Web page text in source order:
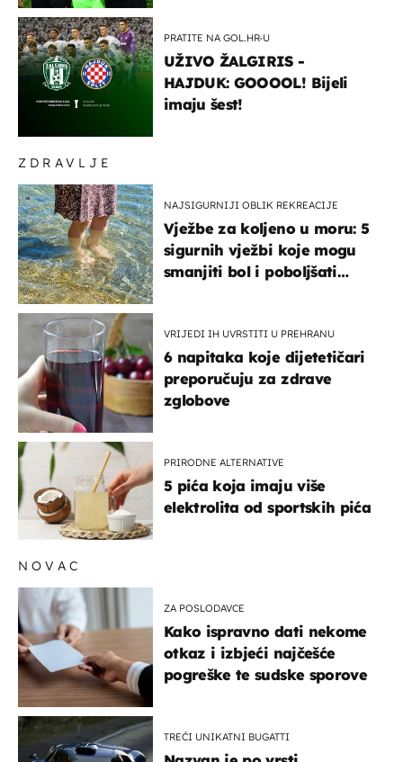
ZDRAVLJE
NAJSIGURNIJI OBLIK REKREACIJE
Vježbe za koljeno u moru: 5
sigurnih vježbi koje mogu
smanjiti bol i poboljšati
VRIJEDI IH UVRSTITI U PREHRANU
6 napitaka koje dijetetičari
preporučuju za zdrave
zglobove
PRIRODNE ALTERNATIVE
5 pića koja imaju više
elektrolita od sportskih pića
PRATITE NA GOL.HR-U
UŽIVO ŽALGIRIS -
HAJDUK: GOOOOL! Bijeli
imaju šest!
NOVAC
ZA POSLODAVCE
Kako ispravno dati nekome
otkaz i izbjeći najčešće
pogreške te sudske sporove
TREĆI UNIKATNI BUGATTI